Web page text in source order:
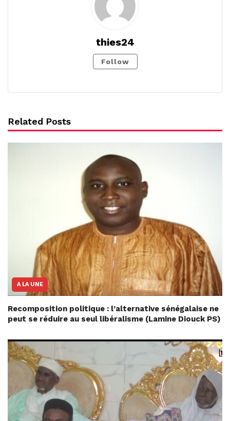
thies24
Follow
Related Posts
A LA UNE
Recomposition politique : l’alternative sénégalaise ne
peut se réduire au seul libéralisme (Lamine Diouck PS)